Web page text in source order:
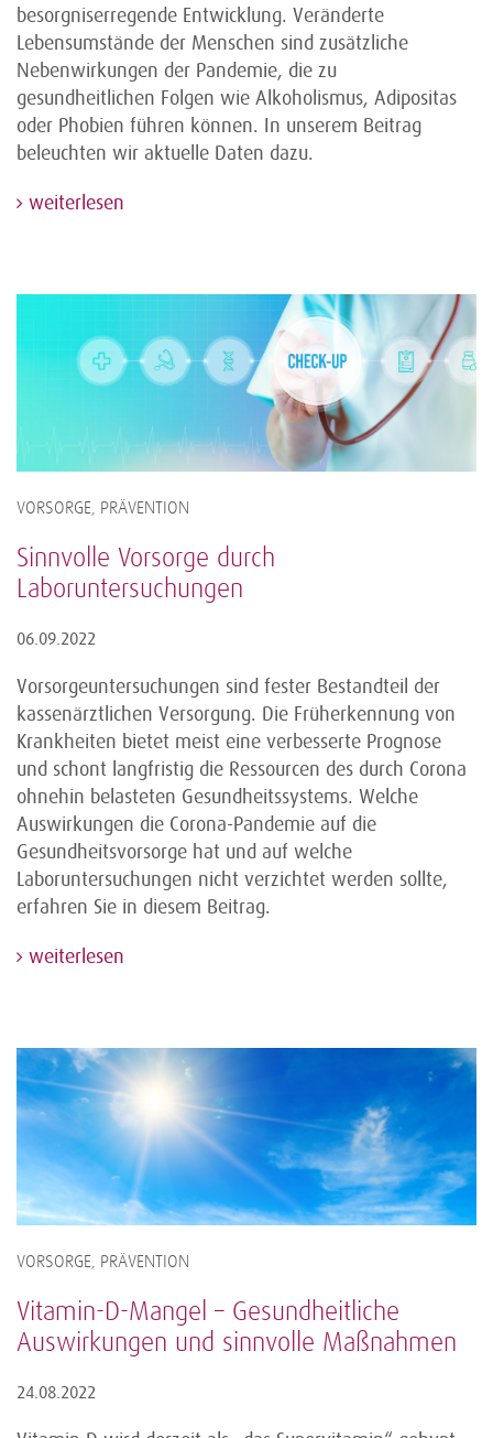
besorgniserregende Entwicklung. Veränderte
Lebensumstände der Menschen sind zusätzliche
Nebenwirkungen der Pandemie, die zu
gesundheitlichen Folgen wie Alkoholismus, Adipositas
oder Phobien führen können. In unserem Beitrag
beleuchten wir aktuelle Daten dazu.
weiterlesen
VORSORGE, PRÄVENTION
Sinnvolle Vorsorge durch
Laboruntersuchungen
06.09.2022
Vorsorgeuntersuchungen sind fester Bestandteil der
kassenärztlichen Versorgung. Die Früherkennung von
Krankheiten bietet meist eine verbesserte Prognose
und schont langfristig die Ressourcen des durch Corona
ohnehin belasteten Gesundheitssystems. Welche
Auswirkungen die Corona-Pandemie auf die
Gesundheitsvorsorge hat und auf welche
Laboruntersuchungen nicht verzichtet werden sollte,
erfahren Sie in diesem Beitrag.
weiterlesen
VORSORGE, PRÄVENTION
Vitamin-D-Mangel – Gesundheitliche
Auswirkungen und sinnvolle Maßnahmen
24.08.2022